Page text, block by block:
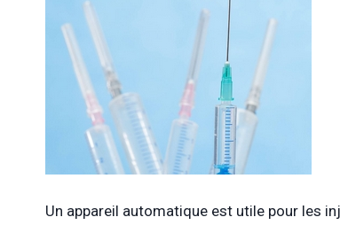
Un appareil automatique est utile pour les